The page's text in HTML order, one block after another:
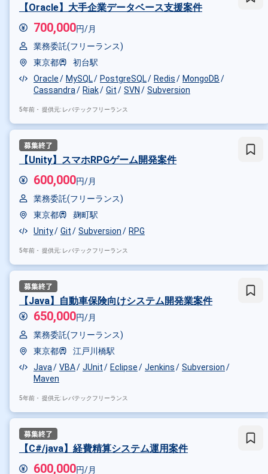
【Oracle】大手企業データベース支援案件
700,000円/月
業務委託(フリーランス)
東京都
初台駅
Oracle
MySQL PostgreSQL Redis
MongoDB
Cassandra
Riak Git SVN Subversion
5年前・ 提供元: レバテックフリーランス
【Unity】スマホRPGゲーム開発案件
600,000円/月
業務委託(フリーランス)
東京都
麹町駅
Unity
Git Subversion RPG
5年前・ 提供元: レバテックフリーランス
【Java】自動車保険向けシステム開発業案件
650,000円/月
業務委託(フリーランス)
東京都
江戸川橋駅
Java
VBA JUnit Eclipse Jenkins
Subversion
Maven
5年前・ 提供元: レバテックフリーランス
【C#/java】経費精算システム運用案件
600,000円/月
掛け合わせ条件で絞り込む